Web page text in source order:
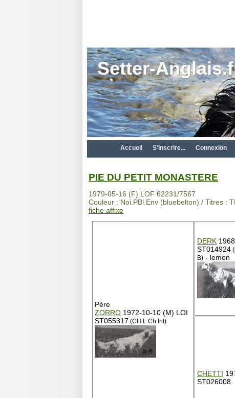
Setter-
Accueil S'inscrire... Connexion
PIE DU PETIT MONASTERE
1979-05-16 (F) LOF 62231/7567
Couleur : Noi.PBl.Env (bluebelton) / Titres :
fiche affixe
Père
ZORRO 1972-10-10 (M) LOI
ST055317 (CH L Ch Int)
DERK
ST014924
B) - lemon
CHETTI
ST026008